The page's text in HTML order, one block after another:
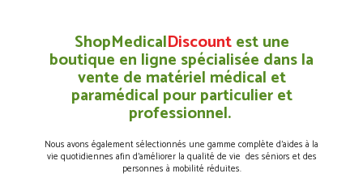
ShopMedicalDiscountest une
boutique en ligne spécialisée dans la
vente de matériel médical et
paramédical pour particulier et
professionnel.
Nous avons également sélectionnés une gamme complète d’aides à la
vie quotidiennes afin d’améliorer la qualité de vie des séniors et des
personnes à mobilité réduites.